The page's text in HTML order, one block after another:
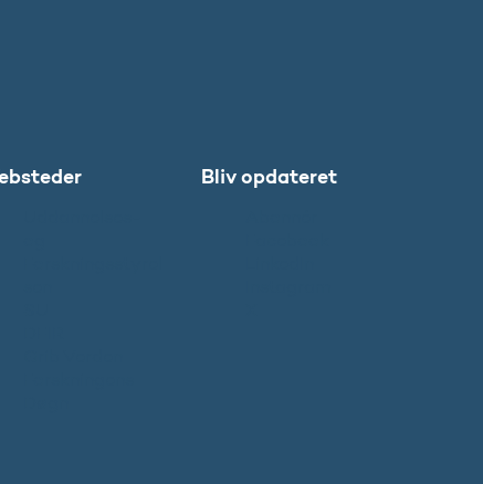
Bliv opdateret